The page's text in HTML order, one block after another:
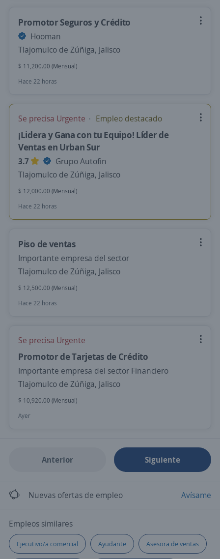
Promotor Seguros y Crédito
Hooman
Tlajomulco de Zúñiga, Jalisco
$ 11,200.00 (Mensual)
Hace 22 horas
Se precisa Urgente Empleo destacado
¡Lidera y Gana con tu Equipo! Líder de
Ventas en Urban Sur
3.7
Grupo Autofin
Tlajomulco de Zúñiga, Jalisco
$ 12,000.00 (Mensual)
Hace 22 horas
Piso de ventas
Importante empresa del sector
Tlajomulco de Zúñiga, Jalisco
$ 12,500.00 (Mensual)
Hace 22 horas
Se precisa Urgente
Promotor de Tarjetas de Crédito
Importante empresa del sector Financiero
Tlajomulco de Zúñiga, Jalisco
$ 10,920.00 (Mensual)
Ayer
Anterior Siguiente
Nuevas ofertas de empleo Avísame
Empleos similares
Ejecutivo/a comercial Ayudante Asesora de ventas